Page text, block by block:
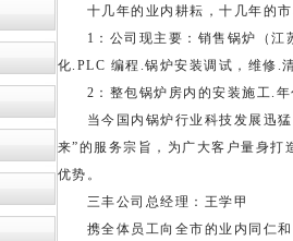
十几年的业内耕耘，十几年的市
1：公司现主要：销售锅炉（江
化.PLC 编程.锅炉安装调试，维修.
2：整包锅炉房内的安装施工.年
当今国内锅炉行业科技发展迅猛
来”的服务宗旨，为广大客户量身
优势。
三丰公司总经理：王学甲
携全体员工向全市的业内同仁和